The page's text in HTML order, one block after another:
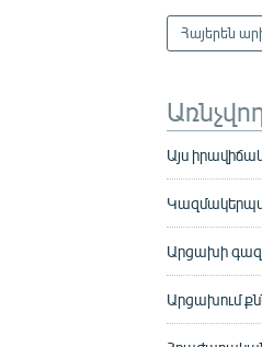
Հայերեն
Այս
Արցախի
Արցախում